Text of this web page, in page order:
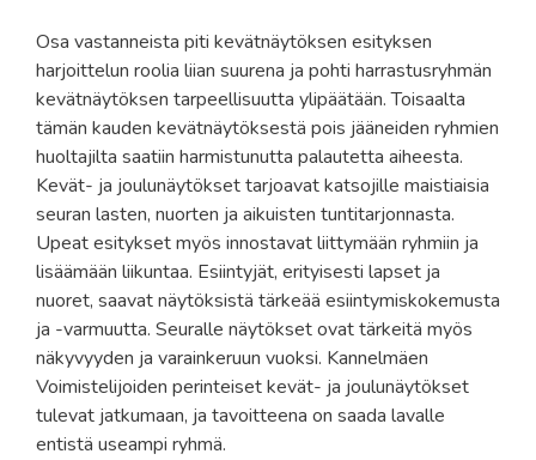
Osa vastanneista piti kevätnäytöksen esityksen
harjoittelun roolia liian suurena ja pohti harrastusryhmän
kevätnäytöksen tarpeellisuutta ylipäätään. Toisaalta
tämän kauden kevätnäytöksestä pois jääneiden ryhmien
huoltajilta saatiin harmistunutta palautetta aiheesta.
Kevät- ja joulunäytökset tarjoavat katsojille maistiaisia
seuran lasten, nuorten ja aikuisten tuntitarjonnasta.
Upeat esitykset myös innostavat liittymään ryhmiin ja
lisäämään liikuntaa. Esiintyjät, erityisesti lapset ja
nuoret, saavat näytöksistä tärkeää esiintymiskokemusta
ja -varmuutta. Seuralle näytökset ovat tärkeitä myös
näkyvyyden ja varainkeruun vuoksi. Kannelmäen
Voimistelijoiden perinteiset kevät- ja joulunäytökset
tulevat jatkumaan, ja tavoitteena on saada lavalle
entistä useampi ryhmä.